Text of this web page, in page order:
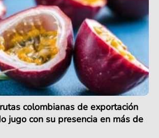
colombianas de exportación
jugo con su presencia en más de